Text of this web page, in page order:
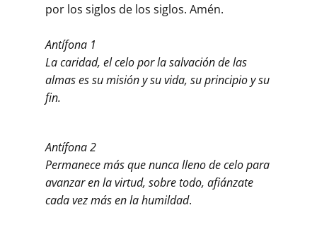
por los siglos de los siglos. Amén.
Antífona 1
La caridad, el celo por la salvación de las
almas es su misión y su vida, su principio y su
fin.
Antífona 2
Permanece más que nunca lleno de celo para
avanzar en la virtud, sobre todo, afiánzate
cada vez más en la humildad.